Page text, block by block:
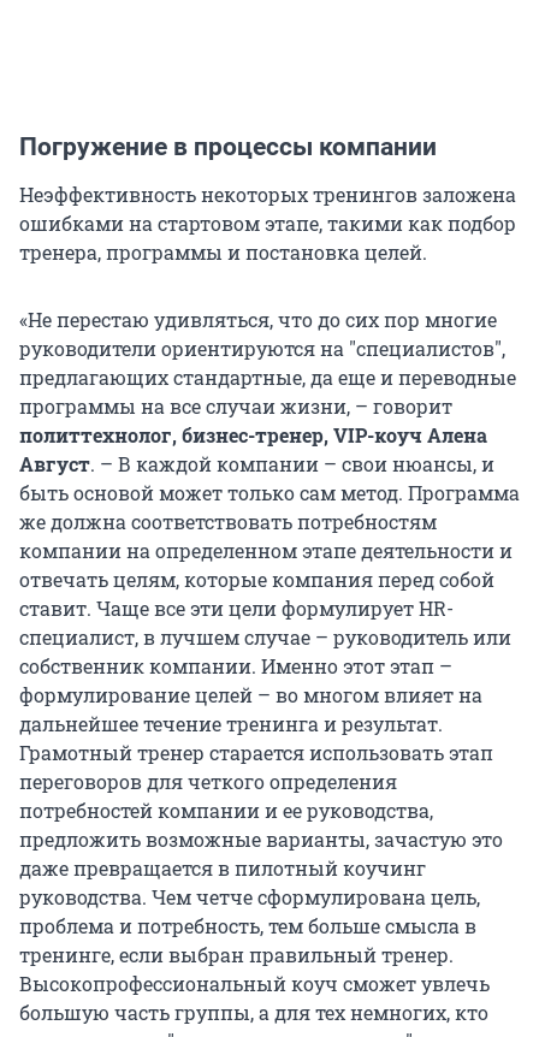
Погружение в процессы компании
Неэффективность некоторых тренингов заложена
ошибками на стартовом этапе, такими как подбор
тренера, программы и постановка целей.
«Не перестаю удивляться, что до сих пор многие
руководители ориентируются на "специалистов",
предлагающих стандартные, да еще и переводные
программы на все случаи жизни, – говорит
политтехнолог, бизнес-тренер, VIP-коуч Алена
Август. – В каждой компании – свои нюансы, и
быть основой может только сам метод. Программа
же должна соответствовать потребностям
компании на определенном этапе деятельности и
отвечать целям, которые компания перед собой
ставит. Чаще все эти цели формулирует HR-
специалист, в лучшем случае – руководитель или
собственник компании. Именно этот этап –
формулирование целей – во многом влияет на
дальнейшее течение тренинга и результат.
Грамотный тренер старается использовать этап
переговоров для четкого определения
потребностей компании и ее руководства,
предложить возможные варианты, зачастую это
даже превращается в пилотный коучинг
руководства. Чем четче сформулирована цель,
проблема и потребность, тем больше смысла в
тренинге, если выбран правильный тренер.
Высокопрофессиональный коуч сможет увлечь
большую часть группы, а для тех немногих, кто